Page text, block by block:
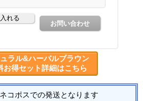
ラル&ハーバルブラウン
お得セット詳細はこちら
コポスでの発送となります